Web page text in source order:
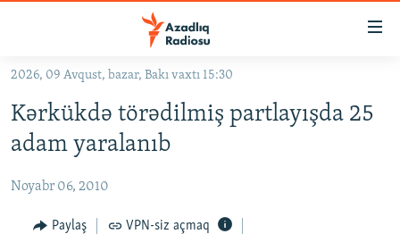
Əsas
qayıt
Əsas
naviqasiyaya
qayıt
KORRUPSIOMETR
#ƏSLINDƏ
FƏRQƏ BAX
2026, 09 Avqust, bazar, Bakı vaxtı 15:30
Kərkükdə törədilmiş partlayışda 25
adam yaralanıb
Noyabr 06, 2010
Paylaş VPN-siz açmaq